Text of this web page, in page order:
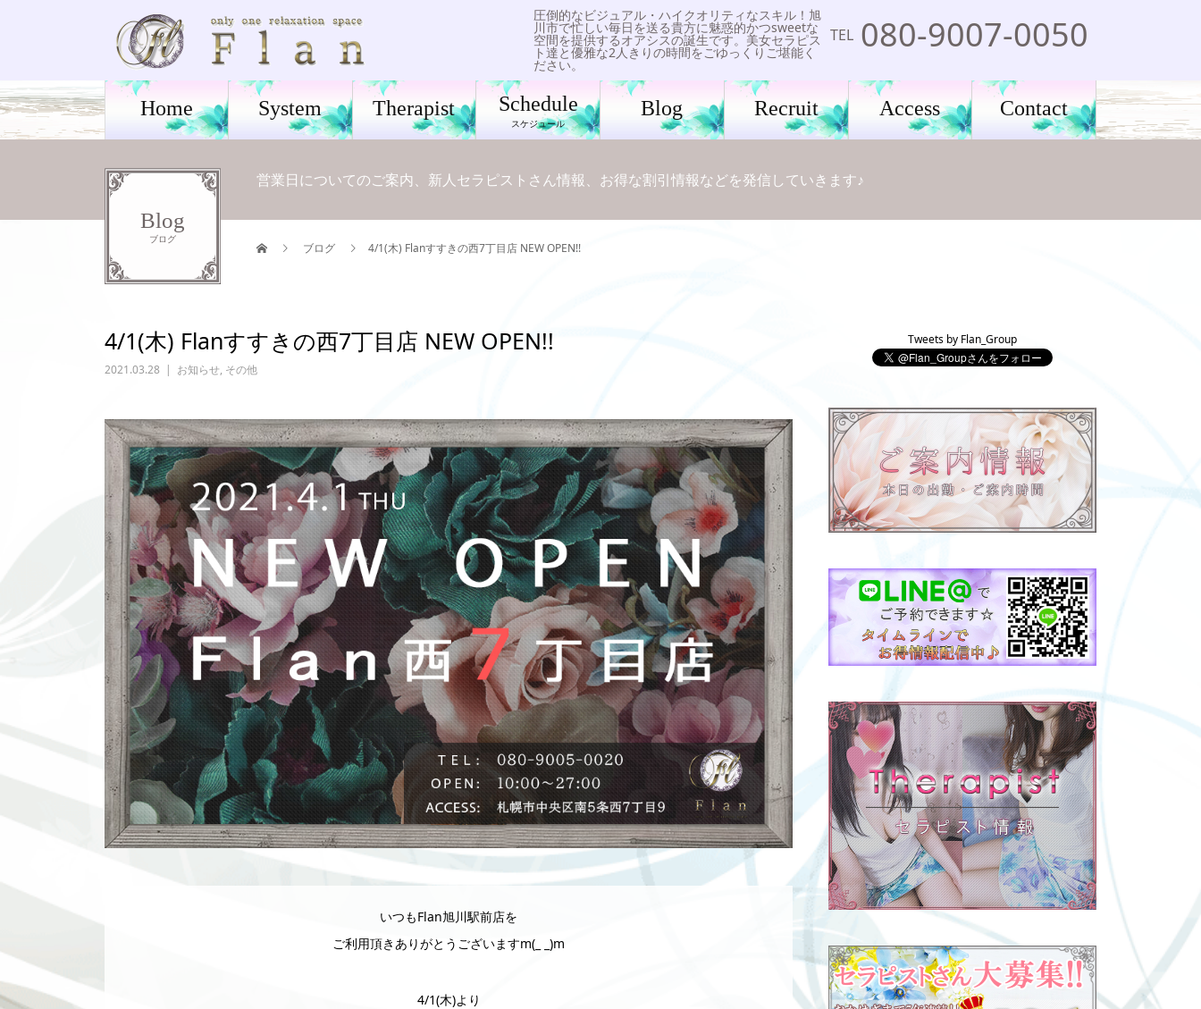
圧倒的なビジュアル・ハイクオリティなスキル！旭
川市で忙しい毎日を送る貴方に魅惑的かつsweetな
空間を提供するオアシスの誕生です。美女セラピス
ト達と優雅な2人きりの時間をごゆっくりご堪能く
ださい。
TEL 080-9007-0050
Home System Therapist Schedule
スケジュール
Blog Recruit Access Contact
Blog
ブログ
営業日についてのご案内、新人セラピストさん情報、お得な割引情報などを発信していきます♪
ブログ 4/1(木) Flanすすきの西7丁目店 NEW OPEN!!
4/1(木) Flanすすきの西7丁目店 NEW OPEN!!
2021.03.28 お知らせ, その他
いつもFlan旭川駅前店を
ご利用頂きありがとうございますm(_ _)m
4/1(木)より
Tweets by Flan_Group